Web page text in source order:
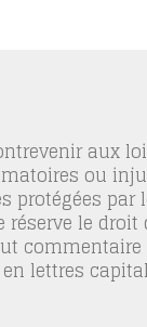
aux
ou
réserve le
lettres